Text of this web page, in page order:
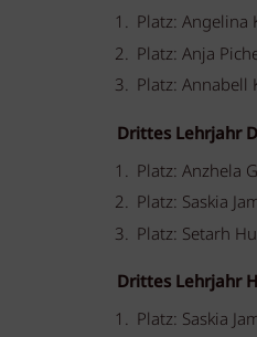
Platz: Angelina
Platz: Anja
Platz: Annabell
Drittes Lehrjahr
Platz: Anzhela
Platz: Saskia
Platz: Setarh
Drittes Lehrjahr
Platz: Saskia